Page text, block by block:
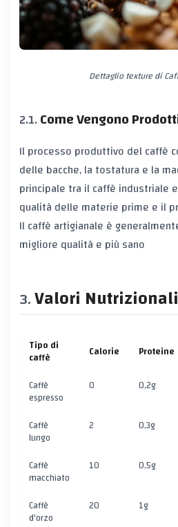
Dettaglio texture di
Come Vengono
Il processo produttivo del caffè
delle bacche, la tostatura e la
principale tra il caffè industriale
qualità delle materie prime e il
Il caffè artigianale è
migliore qualità e più sano
Valori
Tipo di
caffè Calorie Proteine
Caffè
espresso
0 0,2g
Caffè
lungo
2 0,3g
Caffè
macchiato
10 0,5g
Caffè
d'orzo
20 1g